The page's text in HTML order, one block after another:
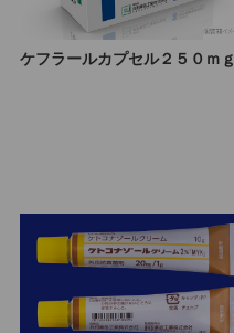
ケフラールカプセル２５０ｍｇ